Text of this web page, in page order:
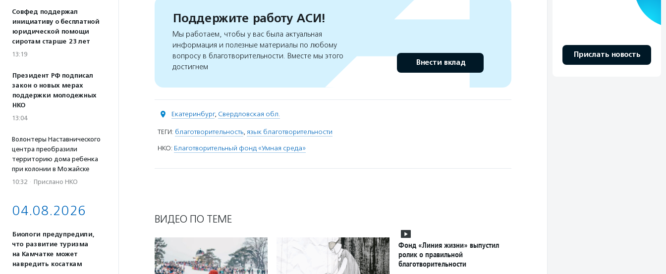
Совфед поддержал
инициативу о бесплатной
юридической помощи
сиротам старше 23 лет
13:19
Президент РФ подписал
закон о новых мерах
поддержки молодежных
НКО
13:04
Волонтеры Наставнического
центра преобразили
территорию дома ребенка
при колонии в Можайске
10:32 · Прислано НКО
04.08.2026
Биологи предупредили,
что развитие туризма
на Камчатке может
навредить косаткам
Поддержите работу АСИ!
Мы работаем, чтобы у вас была актуальная
информация и полезные материалы по любому
вопросу в благотворительности. Вместе мы этого
достигнем
Внести вклад
Екатеринбург, Свердловская обл.
ТЕГИ: благотворительность, язык благотворительности
НКО: Благотворительный фонд «Умная среда»
ВИДЕО ПО ТЕМЕ
Фонд «Линия жизни» выпустил
ролик о правильной
благотворительности
Прислать новость